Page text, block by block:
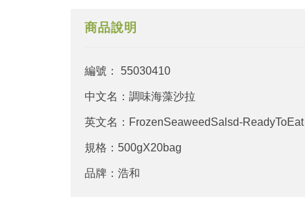
商品說明
編號： 55030410
中文名：調味海藻沙拉
英文名：FrozenSeaweedSalsd-ReadyToEat
規格：500gX20bag
品牌：浩和